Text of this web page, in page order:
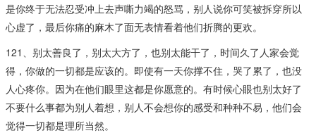
是你终于无法忍受冲上去声嘶力竭的怒骂，别人说你可笑被拆穿所以
心虚了，最后你痛的麻木了面无表情看着他们折腾的更欢。
121、别太善良了，别太大方了，也别太能干了，时间久了人家会觉
得，你做的一切都是应该的。即使有一天你撑不住，哭了累了，也没
人心疼你。因为在他们眼里这都是你愿意的。有时候心眼也别太好了
不要什么事都为别人着想，别人不会想你的感受和种种不易，他们会
觉得一切都是理所当然。